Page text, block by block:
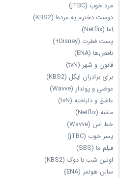
مرد خوب (jTBC)
دوست دخترم یه مرده! (KBS2)
اِما (Netflix)
پست فطرت (Disney+)
ناقص‌ها (ENA)
قانون و شهر (tvN)
برای برادران ایگل (KBS2)
عوضی و پولدار (Wavve)
عاشق و دلباخته (tvN)
ماشه (Netflix)
خط اس (Wavve)
پسر خوب (jTBC)
فیلم ما (SBS)
اولین شب با دوک (KBS2)
سالن هولمز (ENA)